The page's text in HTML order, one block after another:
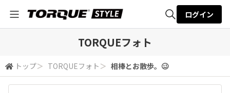
検索
ログイン
TORQUEフォト
トップ＞ TORQUEフォト ＞ 相棒とお散歩。🥴